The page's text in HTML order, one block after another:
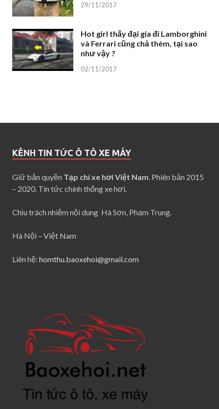
29/11/2017
Hot girl thấy đại gia đi Lamborghini
và Ferrari cũng chả thèm, tại sao
như vậy ?
02/11/2017
KÊNH TIN TỨC Ô TÔ XE MÁY
Giữ bản quyền Tạp chí xe hơi Việt Nam . Phiên bản 2015
– 2020. Tin tức chính thống xe hơi.
Chịu trách nhiệm nội dung Hà Sơn, Phạm Trung.
Hà Nội – Việt Nam
Liên hệ: homthu.baoxehoi@gmail.com